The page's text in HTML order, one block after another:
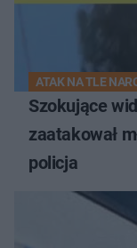
ATAK NA TLE
Szokujące
zaatakował
policja